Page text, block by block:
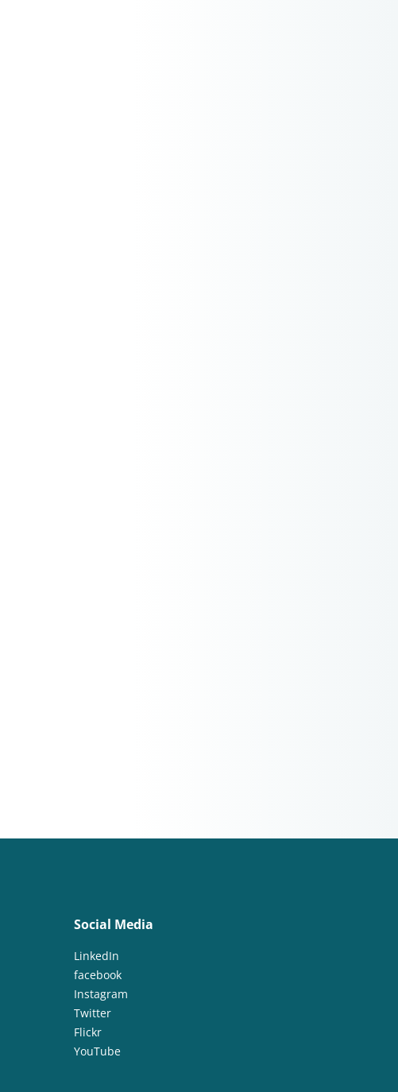
Social Media
LinkedIn
facebook
Instagram
Twitter
Flickr
YouTube